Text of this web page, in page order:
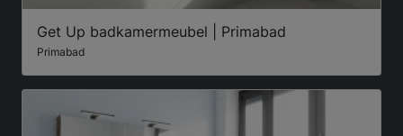
Get Up badkamermeubel | Primabad
Primabad